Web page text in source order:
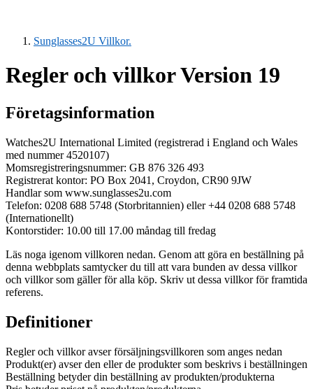
Sunglasses2U Villkor.
Regler och villkor Version 19
Företagsinformation
Watches2U International Limited (registrerad i England och Wales
med nummer 4520107)
Momsregistreringsnummer: GB 876 326 493
Registrerat kontor: PO Box 2041, Croydon, CR90 9JW
Handlar som www.sunglasses2u.com
Telefon: 0208 688 5748 (Storbritannien) eller +44 0208 688 5748
(Internationellt)
Kontorstider: 10.00 till 17.00 måndag till fredag
Läs noga igenom villkoren nedan. Genom att göra en beställning på
denna webbplats samtycker du till att vara bunden av dessa villkor
och villkor som gäller för alla köp. Skriv ut dessa villkor för framtida
referens.
Definitioner
Regler och villkor avser försäljningsvillkoren som anges nedan
Produkt(er) avser den eller de produkter som beskrivs i beställningen
Beställning betyder din beställning av produkten/produkterna